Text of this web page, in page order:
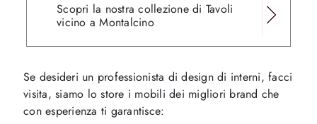
Scopri la nostra collezione di Tavoli
vicino a Montalcino
Se desideri un professionista di design di interni, facci
visita, siamo lo store i mobili dei migliori brand che
con esperienza ti garantisce: